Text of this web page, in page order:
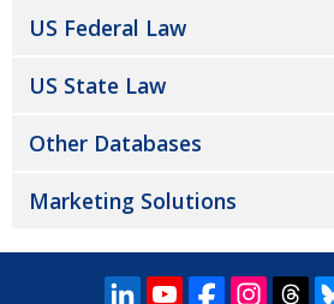
US Federal Law
US State Law
Other Databases
Marketing Solutions